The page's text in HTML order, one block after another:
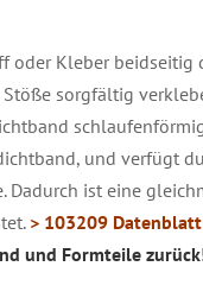
oder Kleber
sorgfältig
und verfügt
ist eine
> 103209
und Formteile